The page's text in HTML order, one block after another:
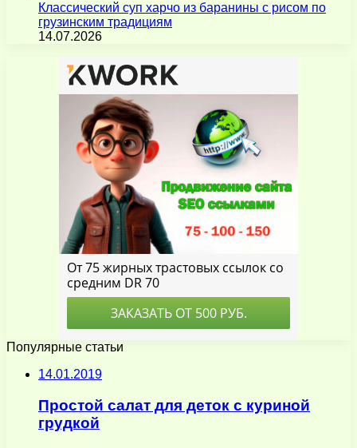
Классический суп харчо из баранины с рисом по
грузинским традициям
14.07.2026
Популярные статьи
14.01.2019
Простой салат для деток с куриной
грудкой